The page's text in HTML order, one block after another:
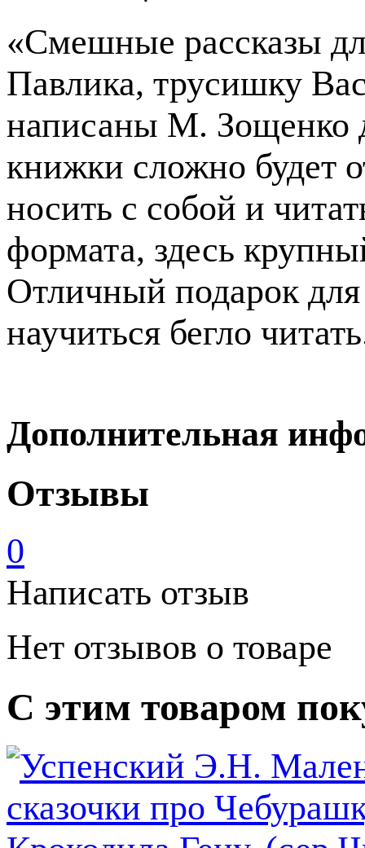
«Смешные рассказы
Павлика, трусишку
написаны М. Зощенко
книжки сложно будет
носить с собой и
формата, здесь
Отличный подарок для
научиться бегло
Дополнительная
Отзывы
0
Написать отзыв
Нет отзывов о товаре
С этим товаром